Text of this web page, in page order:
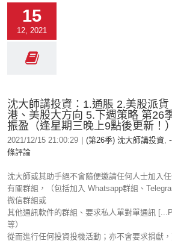
15
12, 2021
沈大師講投資：1.通脹 2.美股派貨
港、美股大方向 5.下週策略 第
振盈（逢星期三晚上9點後更新！）
2021/12/15 21:00:29 (第26季) 沈大師講投資,
條評論
沈大師或其助手絕不會隨便邀請任何人士加入
有關群組，（包括加入 Whatsapp群組、
微信群組或
其他通訊軟件的群組、要求私人單對單通訊
等）
從而進行任何投資投機活動；亦不會要求捐獻